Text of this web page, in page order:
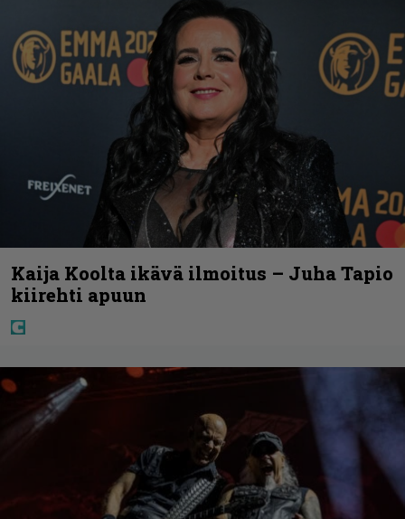
Kaija Koolta ikävä ilmoitus – Juha Tapio
kiirehti apuun